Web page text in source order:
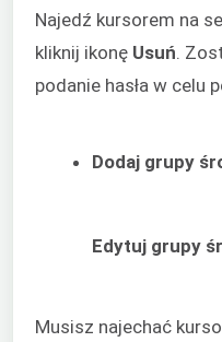
Najedź kursorem na
kliknij ikonę Usuń .
podanie hasła w celu
Dodaj grupy
Edytuj grupy
Musisz najechać